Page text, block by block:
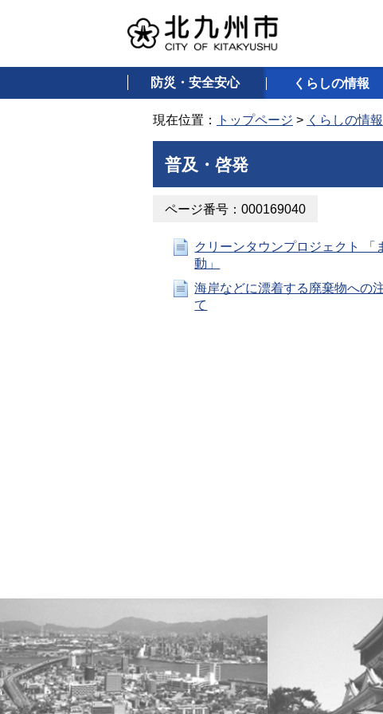
防災・安全安心 くらしの情報
現在位置： トップページ > くらしの情報
普及・啓発
ページ番号：000169040
クリーンタウンプロジェクト 「
動」
海岸などに漂着する廃棄物への
て